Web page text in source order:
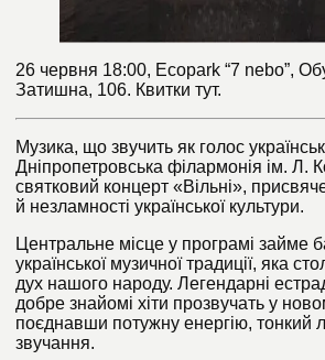
26 червня 18:00, Ecopark “7 nebo”,
Затишна, 106. Квитки тут.
Музика, що звучить як голос
Дніпропетровська філармонія ім. Л.
святковий концерт «Вільні»,
й незламності української культури.
Центральне місце у програмі займе
української музичної традиції, яка
дух нашого народу. Легендарні
добре знайомі хіти прозвучать у
поєднавши потужну енергію, тонкий
звучання.